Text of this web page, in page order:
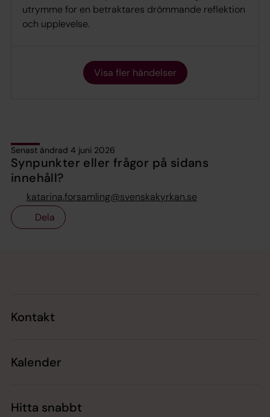
utrymme for en betraktares drömmande reflektion
och upplevelse.
Visa fler händelser
Senast ändrad 4 juni 2026
Synpunkter eller frågor på sidans
innehåll?
katarina.forsamling@svenskakyrkan.se
Dela
Kontakt
Kalender
Hitta snabbt